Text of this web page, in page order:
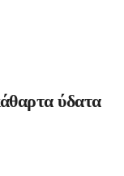
ύδατα